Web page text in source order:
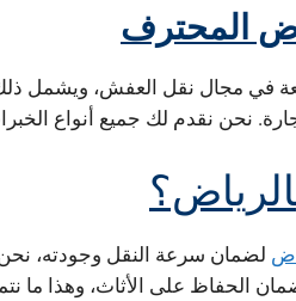
المحترف
في مجال نقل العفش، ويشمل
نحن نقدم لك جميع أنواع
لضمان سرعة النقل وجودته،
الحفاظ على الأثاث، وهذا ما